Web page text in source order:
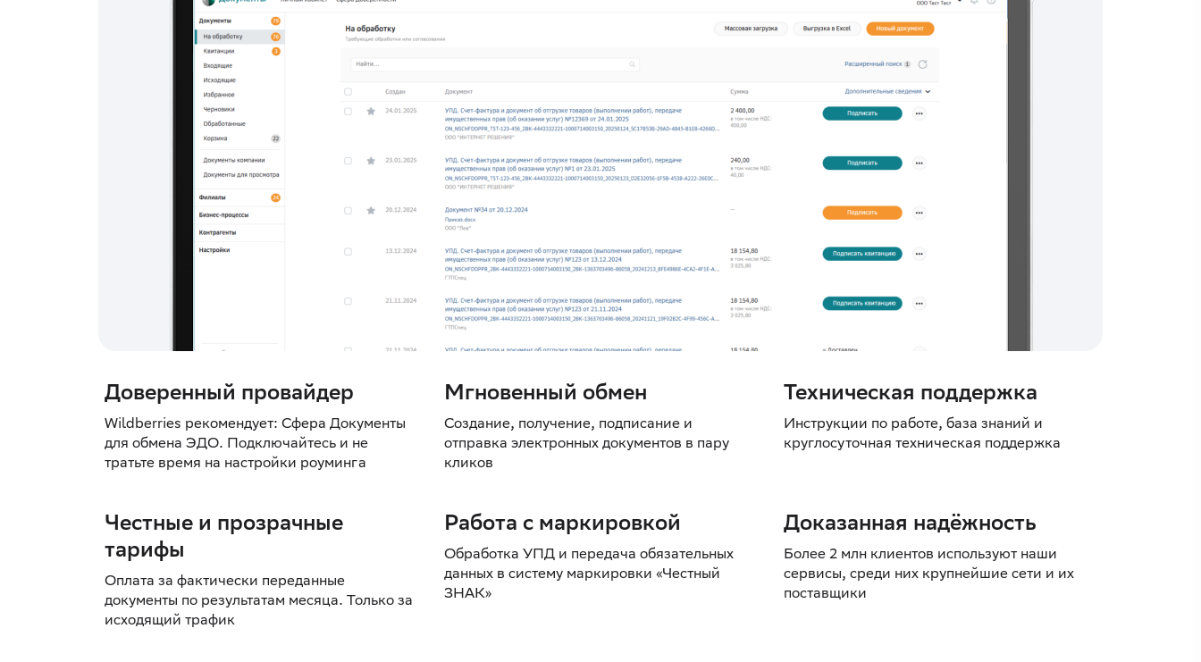
Доверенный провайдер
Wildberries рекомендует: Сфера Документы
для обмена ЭДО. Подключайтесь и не
тратьте время на настройки роуминга
Мгновенный обмен
Создание, получение, подписание и
отправка электронных документов в пару
кликов
Техническая поддержка
Инструкции по работе, база знаний и
круглосуточная техническая поддержка
Честные и прозрачные
тарифы
Оплата за фактически переданные
документы по результатам месяца. Только за
исходящий трафик
Работа с маркировкой
Обработка УПД и передача обязательных
данных в систему маркировки «Честный
ЗНАК»
Доказанная надёжность
Более 2 млн клиентов используют наши
сервисы, среди них крупнейшие сети и их
поставщики